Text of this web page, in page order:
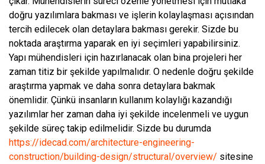
doğru yazılımlara bakması ve işlerin kolaylaşması açısından
tercih edilecek olan detaylara bakması gerekir. Sizde bu
noktada araştırma yaparak en iyi seçimleri yapabilirsiniz.
Yapı mühendisleri için hazırlanacak olan bina projeleri her
zaman titiz bir şekilde yapılmalıdır. O nedenle doğru şekilde
araştırma yapmak ve daha sonra detaylara bakmak
önemlidir. Çünkü insanların kullanım kolaylığı kazandığı
yazılımlar her zaman daha iyi şekilde incelenmeli ve uygun
şekilde süreç takip edilmelidir. Sizde bu durumda
https://idecad.com/architecture-engineering-
construction/building-design/structural/overview/ sitesine